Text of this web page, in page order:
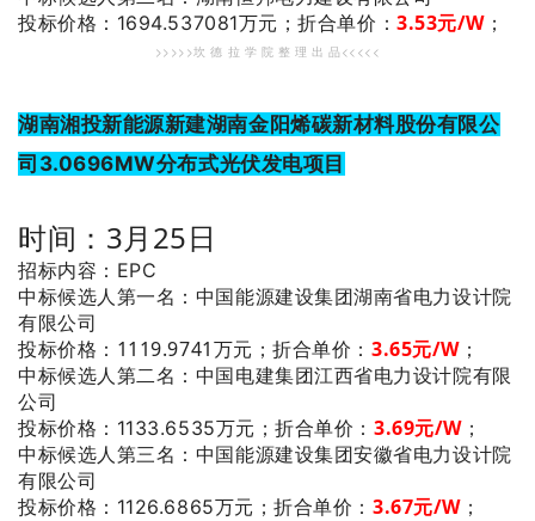
投标价格：1694.537081万元；折合单价：3.53元/W；
>>>>>坎 德 拉 学 院 整 理 出 品<<<<<
湖南湘投新能源新建湖南金阳烯碳新材料股份有限公
司3.0696MW分布式光伏发电项目
时间：3月25日
招标内容：EPC
中标候选人第一名 ：中国能源建设集团湖南省电力设计院
有限公司
投标价格：1119.9741万元；折合单价： 3.65元/W；
中标候选人第二名 ：中国电建集团江西省电力设计院有限
公司
投标价格：1133.6535万元；折合单价： 3.69元/W；
中标候选人第三名 ：中国能源建设集团安徽省电力设计院
有限公司
投标价格：1126.6865万元；折合单价： 3.67元/W；